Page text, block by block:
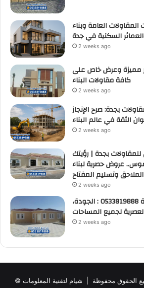
العامة وبناء
السكنية في جدة
2 weeks ago
مميزة وعرض خاص على
كافة مقاولات البناء
2 weeks ago
بجدة: صرح الإنجاز
الثقة في عالم البناء
2 weeks ago
بجدة | رؤيتك
عروض حصرية لبناء
الملاحق وتسليم المفتاح
2 weeks ago
بناء ملاحق في جدة 0533819888 : الجودة،
لجميع المساحات
2 weeks ago
شيام لتقنية المعلومات